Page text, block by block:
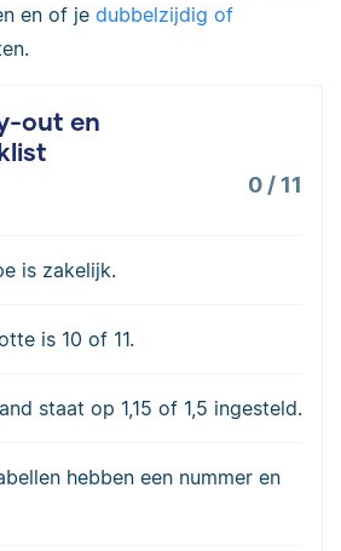
en of je dubbelzijdig of
out en
0 / 11
is zakelijk.
is 10 of 11.
staat op 1,15 of 1,5 ingesteld.
hebben een nummer en